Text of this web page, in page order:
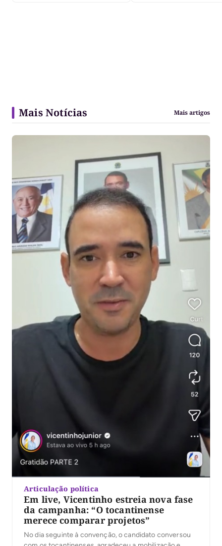
Mais Notícias Mais artigos
Articulação política
Em live, Vicentinho estreia nova fase
da campanha: “O tocantinense
merece comparar projetos”
No dia seguinte à convenção, o candidato conversou